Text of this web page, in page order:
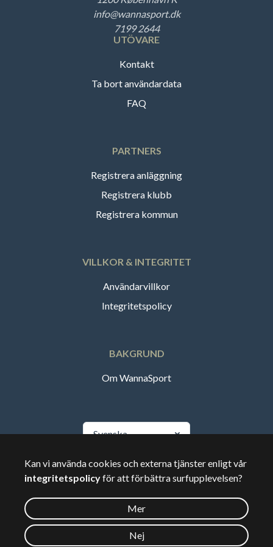
info@wannasport.dk
7199 2644
UTÖVARE
Kontakt
Ta bort användardata
FAQ
PARTNERS
Registrera anläggning
Registrera klubb
Registrera kommun
VILLKOR & INTEGRITET
Användarvillkor
Integritetspolicy
BAKGRUND
Om WannaSport
Svenska
🇸🇪Sverige
©2026Wannasport.dk
Kan vi använda cookies och externa tjänster enligt vår
integritetspolicyför att förbättra surfupplevelsen?
Mer
Nej